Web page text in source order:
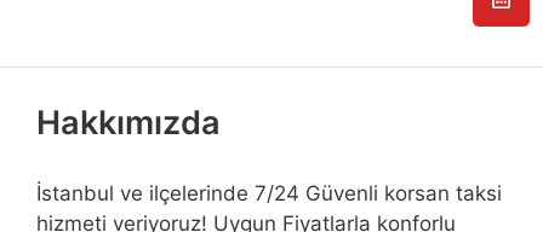
Hakkımızda
İstanbul ve ilçelerinde 7/24 Güvenli korsan taksi
hizmeti veriyoruz! Uygun Fiyatlarla konforlu